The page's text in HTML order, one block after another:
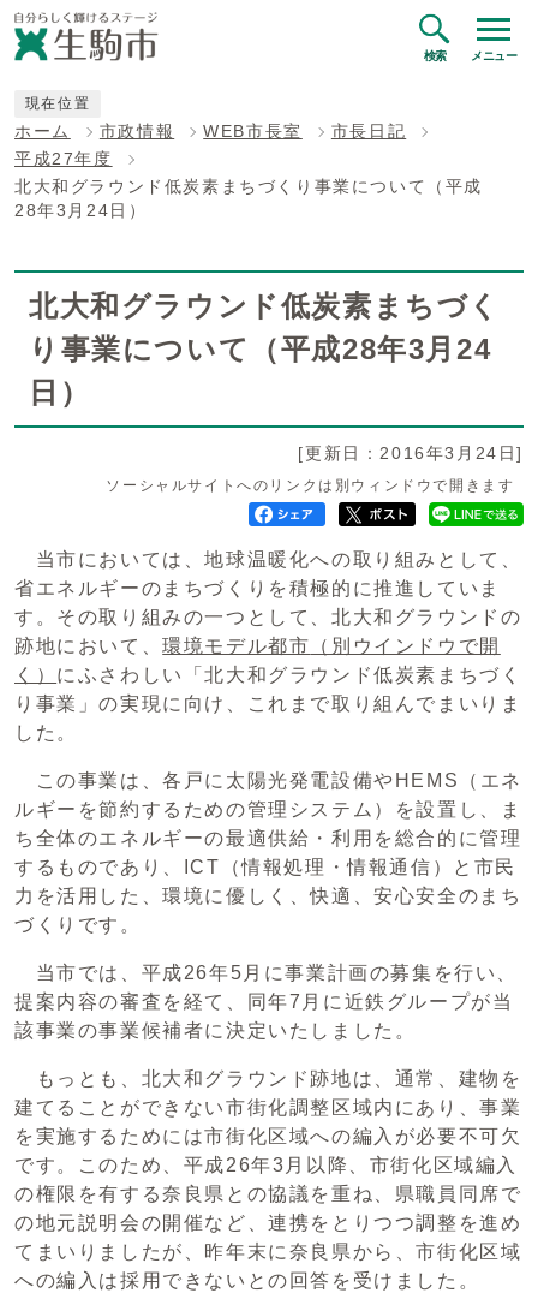
検索 メニュー
現在位置
ホーム 市政情報 WEB市長室
市長日記
平成27年度
北大和グラウンド低炭素まちづくり事業について（平成
28年3月24日）
北大和グラウンド低炭素まちづく
り事業について（平成28年3月24
日）
[更新日：2016年3月24日]
ソーシャルサイトへのリンクは別ウィンドウで開きます
当市においては、地球温暖化への取り組みとして、
省エネルギーのまちづくりを積極的に推進していま
す。その取り組みの一つとして、北大和グラウンドの
跡地において、環境モデル都市 （別ウインドウで開
く） にふさわしい「北大和グラウンド低炭素まちづく
り事業」の実現に向け、これまで取り組んでまいりま
した。
この事業は、各戸に太陽光発電設備やHEMS（エネ
ルギーを節約するための管理システム）を設置し、ま
ち全体のエネルギーの最適供給・利用を総合的に管理
するものであり、ICT（情報処理・情報通信）と市民
力を活用した、環境に優しく、快適、安心安全のまち
づくりです。
当市では、平成26年5月に事業計画の募集を行い、
提案内容の審査を経て、同年7月に近鉄グループが当
該事業の事業候補者に決定いたしました。
もっとも、北大和グラウンド跡地は、通常、建物を
建てることができない市街化調整区域内にあり、事業
を実施するためには市街化区域への編入が必要不可欠
です。このため、平成26年3月以降、市街化区域編入
の権限を有する奈良県との協議を重ね、県職員同席で
の地元説明会の開催など、連携をとりつつ調整を進め
てまいりましたが、昨年末に奈良県から、市街化区域
への編入は採用できないとの回答を受けました。